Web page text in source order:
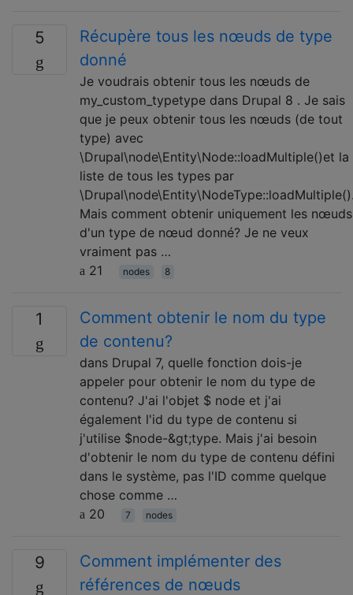
5
Récupère tous les nœuds de type
donné
Je voudrais obtenir tous les nœuds de
my_custom_typetype dans Drupal 8 . Je sais
que je peux obtenir tous les nœuds (de tout
type) avec
\Drupal\node\Entity\Node::loadMultiple()et la
liste de tous les types par
Mais comment obtenir uniquement les nœuds
d'un type de nœud donné? Je ne veux
vraiment pas …
21
nodes 8
1
Comment obtenir le nom du type
de contenu?
dans Drupal 7, quelle fonction dois-je
appeler pour obtenir le nom du type de
contenu? J'ai l'objet $ node et j'ai
également l'id du type de contenu si
j'utilise $node-&gt;type. Mais j'ai besoin
d'obtenir le nom du type de contenu défini
dans le système, pas l'ID comme quelque
chose comme …
20
7 nodes
9
Comment implémenter des
références de nœuds